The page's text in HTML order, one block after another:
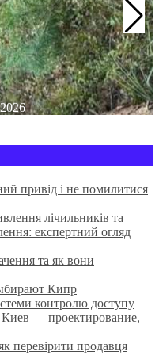
привід і не помилитися
лічильників та
експертний огляд
та як вони
Кипр
контролю доступу
Киев — проектирование,
перевірити продавця